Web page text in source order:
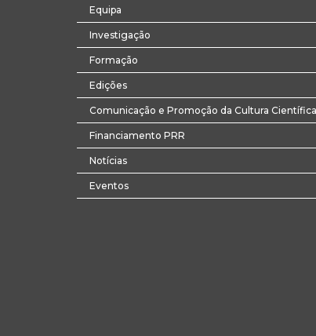
Equipa
Investigação
Formação
Edições
Comunicação e Promoção da Cultura Científica
Financiamento PRR
Notícias
Eventos